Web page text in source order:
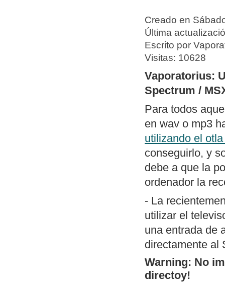
a un PC
Nueva política
de periféricos
dos archivos
diferencias y
con un editor
Publicado
columnas bajo
con todos los
porción de
MSX). Permite
switch.com.
Conversor de
código
utilidad es la
compilación
operativos, a
Creado en
Última
Escrito por
Visitas: 10628
Vaporatorius:
Spectrum /
Para todos
en wav o mp3
utilizando el
conseguirlo, y
debe a que la
ordenador la
- La
utilizar el
una entrada de
directamente al
Warning: No
directoy!